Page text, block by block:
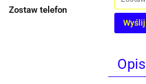
Zostaw telefon
Wyślij
Opis